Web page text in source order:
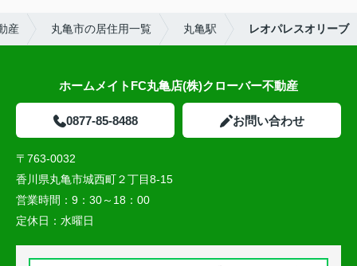
産 丸亀市の居住用一覧 丸亀駅 レオパレスオリーブ
ホームメイトFC丸亀店(株)クローバー不動産
0877-85-8488 お問い合わせ
〒763-0032
香川県丸亀市城西町２丁目8-15
営業時間： 9：30～18：00
定休日： 水曜日